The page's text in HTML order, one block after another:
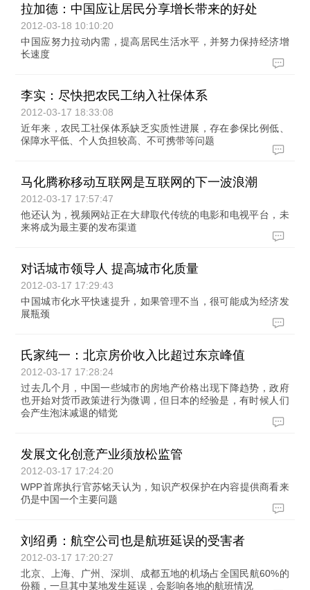
拉加德：中国应让居民分享增长带来的好处
2012-03-18 10:10:20
中国应努力拉动内需，提高居民生活水平，并努力保持经济增
长速度
李实：尽快把农民工纳入社保体系
2012-03-17 18:33:08
近年来，农民工社保体系缺乏实质性进展，存在参保比例低、
保障水平低、个人负担较高、不可携带等问题
马化腾称移动互联网是互联网的下一波浪潮
2012-03-17 17:57:47
他还认为，视频网站正在大肆取代传统的电影和电视平台，未
来将成为最主要的发布渠道
对话城市领导人 提高城市化质量
2012-03-17 17:29:43
中国城市化水平快速提升，如果管理不当，很可能成为经济发
展瓶颈
氏家纯一：北京房价收入比超过东京峰值
2012-03-17 17:28:24
过去几个月，中国一些城市的房地产价格出现下降趋势，政府
也开始对货币政策进行为微调，但日本的经验是，有时候人们
会产生泡沫减退的错觉
发展文化创意产业须放松监管
2012-03-17 17:24:20
WPP首席执行官苏铭天认为，知识产权保护在内容提供商看来
仍是中国一个主要问题
刘绍勇：航空公司也是航班延误的受害者
2012-03-17 17:20:27
北京、上海、广州、深圳、成都五地的机场占全国民航60%的
份额，一旦其中某地发生延误，会影响各地的航班情况